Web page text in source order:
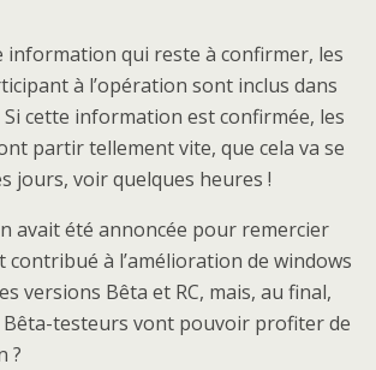
information qui reste à confirmer, les
à l’opération sont inclus dans
cette information est confirmée, les
partir tellement vite, que cela va se
jours, voir quelques heures !
avait été annoncée pour remercier
contribué à l’amélioration de windows
versions Bêta et RC, mais, au final,
Bêta-testeurs vont pouvoir profiter de
?